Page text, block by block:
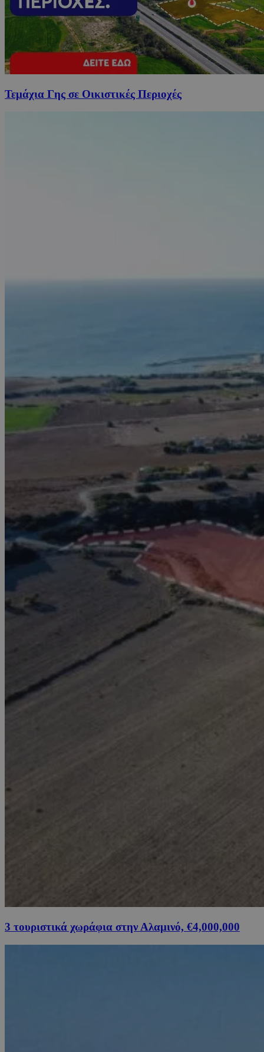
Τεμάχια Γης σε Οικιστικές Περιοχές
3 τουριστικά χωράφια στην Αλαμινό, €4,000,000